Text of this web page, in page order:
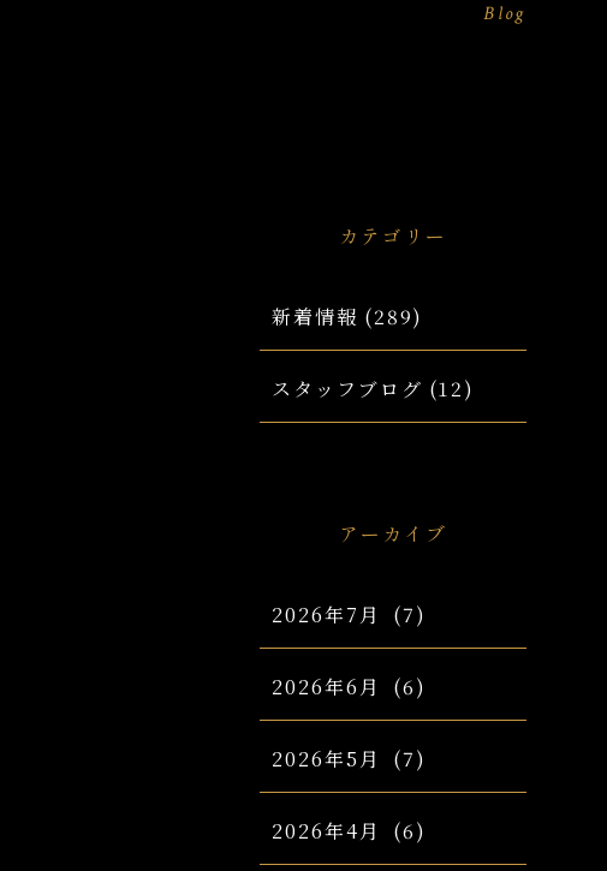
Blog
カテゴリー
新着情報 (289)
スタッフブログ (12)
アーカイブ
2026年7月 (7)
2026年6月 (6)
2026年5月 (7)
2026年4月 (6)